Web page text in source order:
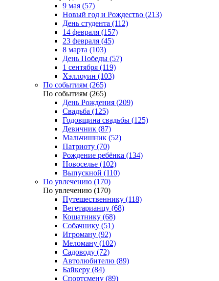
9 мая (57)
Новый год и Рождество (213)
День студента (112)
14 февраля (157)
23 февраля (45)
8 марта (103)
День Победы (57)
1 сентября (119)
Хэллоуин (103)
По событиям (265)
По событиям (265)
День Рождения (209)
Свадьба (125)
Годовщина свадьбы (125)
Девичник (87)
Мальчишник (52)
Патриоту (70)
Рождение ребёнка (134)
Новоселье (102)
Выпускной (110)
По увлечению (170)
По увлечению (170)
Путешественнику (118)
Вегетарианцу (68)
Кошатнику (68)
Собачнику (51)
Игроману (92)
Меломану (102)
Садоводу (72)
Автолюбителю (89)
Байкеру (84)
Спортсмену (89)